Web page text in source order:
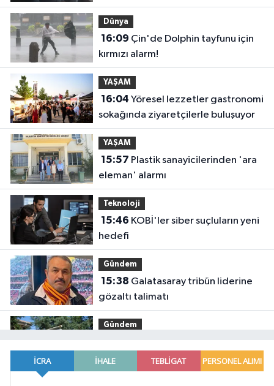
Dünya
16:09
kırmızı alarm!
YAŞAM
16:04
sokağında ziyaretçilerle buluşuyor
YAŞAM
15:57
eleman' alarmı
Teknoloji
15:46
hedefi
Gündem
15:38
gözaltı talimatı
Gündem
Müdürlüğü kuruluyor